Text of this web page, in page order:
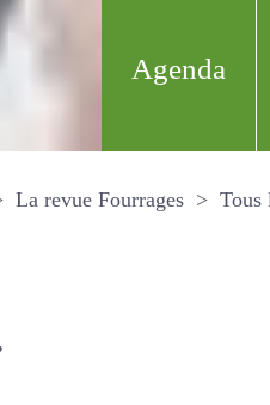
Agenda
La revue Fourrages